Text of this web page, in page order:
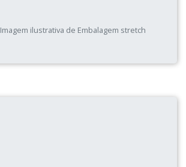
Imagem ilustrativa de Embalagem stretch